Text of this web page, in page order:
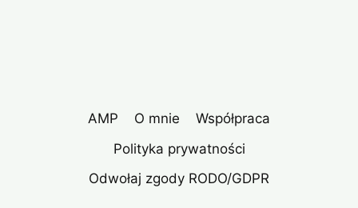
AMP O mnie
Współpraca
Polityka prywatności
Odwołaj zgody RODO/GDPR